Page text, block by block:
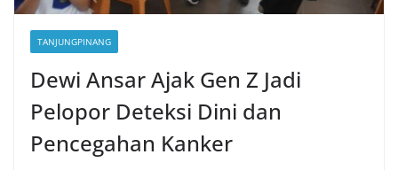
TANJUNGPINANG
Dewi Ansar Ajak Gen Z Jadi
Pelopor Deteksi Dini dan
Pencegahan Kanker